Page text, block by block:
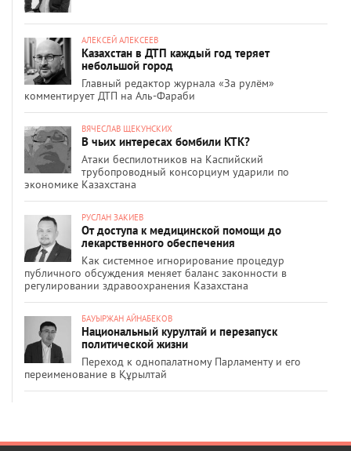
АЛЕКСЕЙ АЛЕКСЕЕВ
Казахстан в ДТП каждый год теряет
небольшой город
Главный редактор журнала «За рулём»
комментирует ДТП на Аль-Фараби
ВЯЧЕСЛАВ ЩЕКУНСКИХ
В чьих интересах бомбили КТК?
Атаки беспилотников на Каспийский
трубопроводный консорциум ударили по
экономике Казахстана
РУСЛАН ЗАКИЕВ
От доступа к медицинской помощи до
лекарственного обеспечения
Как системное игнорирование процедур
публичного обсуждения меняет баланс законности в
регулировании здравоохранения Казахстана
БАУЫРЖАН АЙНАБЕКОВ
Национальный курултай и перезапуск
политической жизни
Переход к однопалатному Парламенту и его
переименование в Құрылтай